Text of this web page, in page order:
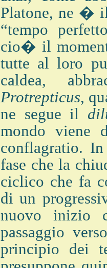
Platone, ne �
“tempo
cio� il
tutte al loro
caldea,
Protrepticus,
ne segue il
mondo viene
conflagratio.
fase che la
ciclico che fa
di un
nuovo inizio
passaggio
principio dei